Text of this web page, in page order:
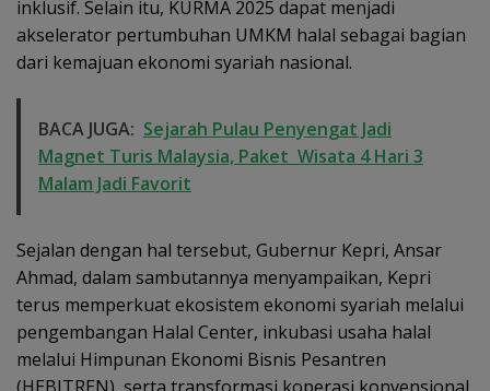
inklusif. Selain itu, KURMA 2025 dapat menjadi
akselerator pertumbuhan UMKM halal sebagai bagian
dari kemajuan ekonomi syariah nasional.
BACA JUGA: Sejarah Pulau Penyengat Jadi
Magnet Turis Malaysia, Paket Wisata 4 Hari 3
Malam Jadi Favorit
Sejalan dengan hal tersebut, Gubernur Kepri, Ansar
Ahmad, dalam sambutannya menyampaikan, Kepri
terus memperkuat ekosistem ekonomi syariah melalui
pengembangan Halal Center, inkubasi usaha halal
melalui Himpunan Ekonomi Bisnis Pesantren
(HEBITREN), serta transformasi koperasi konvensional